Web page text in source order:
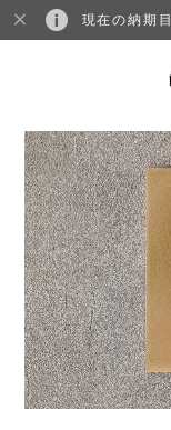
現在の納期